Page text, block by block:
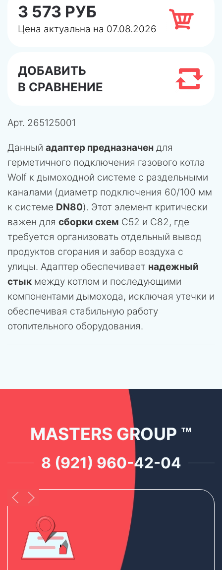
3 573 РУБ
Цена актуальна на 07.08.2026
ДОБАВИТЬ
В СРАВНЕНИЕ
Арт. 265125001
Данный адаптер предназначен для
герметичного подключения газового котла
Wolf к дымоходной системе с раздельными
каналами (диаметр подключения 60/100 мм
к системе DN80). Этот элемент критически
важен для сборки схем C52 и C82, где
требуется организовать отдельный вывод
продуктов сгорания и забор воздуха с
улицы. Адаптер обеспечивает надежный
стык между котлом и последующими
компонентами дымохода, исключая утечки и
обеспечивая стабильную работу
отопительного оборудования.
MASTERS GROUP ™
8 (921) 960-42-04